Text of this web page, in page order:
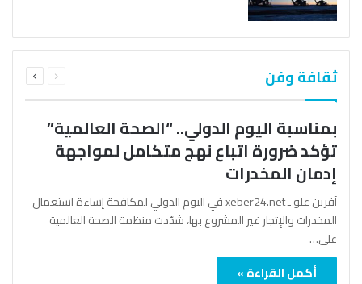
ثقافة وفن الصفحةالصفحة
بمناسبة اليوم الدولي.. “الصحة العالمية”
تؤكد ضرورة اتباع نهج متكامل لمواجهة
إدمان المخدرات
آفرين علو ـ xeber24.net في اليوم الدولي لمكافحة إساءة استعمال
المخدرات والإتجار غير المشروع بها، شدّدت منظمة الصحة العالمية
على…
أكمل القراءة »